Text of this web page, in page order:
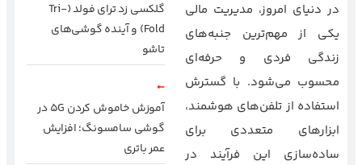
در دنیای امروز، مدیریت مالی
یکی از مهم‌ترین جنبه‌های
زندگی فردی و حرفه‌ای
محسوب می‌شود. با گسترش
استفاده از تلفن‌های هوشمند،
ابزارهای متعددی برای
ساده‌سازی این فرآیند در
گلکسی زد ترای فولد (Tri-
Fold) و آینده گوشی‌های
تاشو
آموزش خاموش کردن 5G در
گوشی سامسونگ؛ افزایش
عمر باتری